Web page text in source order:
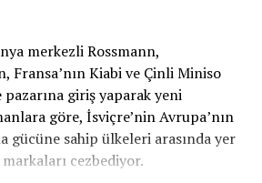
merkezli Rossmann,
Fransa’nın Kiabi ve Çinli Miniso
giriş yaparak yeni
göre, İsviçre’nin Avrupa’nın
gücüne sahip ülkeleri arasında yer
cezbediyor.